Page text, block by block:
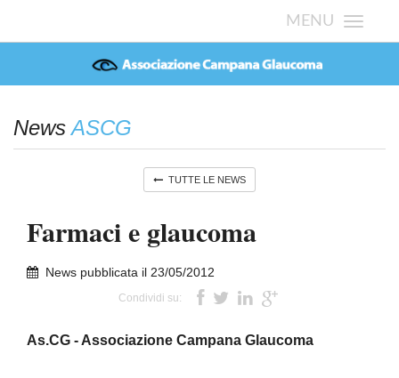
MENU
NewsASCG
TUTTE LE NEWS
Farmaci e glaucoma
News pubblicata il 23/05/2012
Condividi su:
As.CG - Associazione Campana Glaucoma